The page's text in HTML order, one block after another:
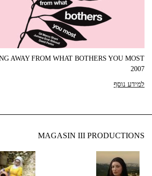
AWAY FROM WHAT BOTHERS YOU MOST
2007
למידע נוסף
MAGASIN III PRODUCTIONS